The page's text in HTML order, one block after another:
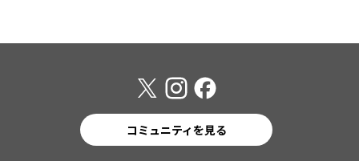
コミュニティを見る